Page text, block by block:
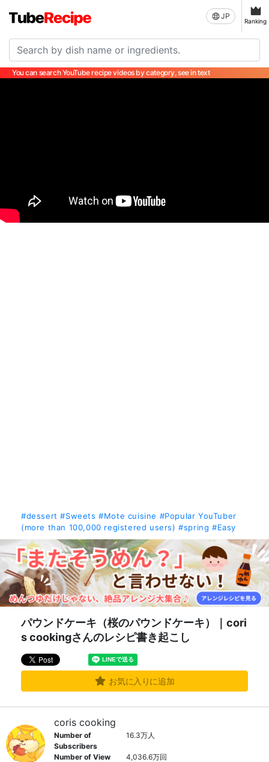
JP
Ranking
You can search YouTube recipe videos by category, see in text
#dessert #Sweets #Mote cuisine #Popular YouTuber
(more than 100,000 registered users) #spring #Easy
パウンドケーキ（桜のパウンドケーキ）｜cori
s cookingさんのレシピ書き起こし
お気に入りに追加
coris cooking
Number of
Subscribers
16.3万人
Number of View
4,036.6万回